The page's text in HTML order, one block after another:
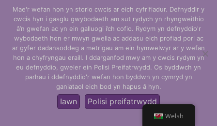
Telerau ac Amodau
Polisi Preifatrwydd
© CLARITY Learning Suite Global Inc. Cedwir pob hawl.
Welsh
Mae'r wefan hon yn storio cwcis ar eich cyfrifiadur. Defnyddir y
cwcis hyn i gasglu gwybodaeth am sut rydych yn rhyngweithio
â’n gwefan ac yn ein galluogi i’ch cofio. Rydym yn defnyddio'r
wybodaeth hon er mwyn gwella ac addasu eich profiad pori ac
ar gyfer dadansoddeg a metrigau am ein hymwelwyr ar y wefan
hon a chyfryngau eraill. I ddarganfod mwy am y cwcis rydym yn
eu defnyddio, gweler ein Polisi Preifatrwydd. Os byddwch yn
parhau i ddefnyddio'r wefan hon byddwn yn cymryd yn
ganiataol eich bod yn hapus â hyn.
Iawn Polisi preifatrwydd